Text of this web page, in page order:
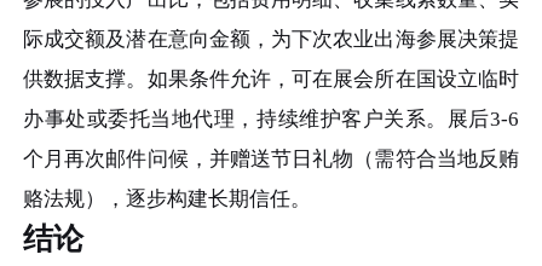
际成交额及潜在意向金额，为下次农业出海参展决策提
供数据支撑。如果条件允许，可在展会所在国设立临时
办事处或委托当地代理，持续维护客户关系。展后3-6
个月再次邮件问候，并赠送节日礼物（需符合当地反贿
赂法规），逐步构建长期信任。
结论